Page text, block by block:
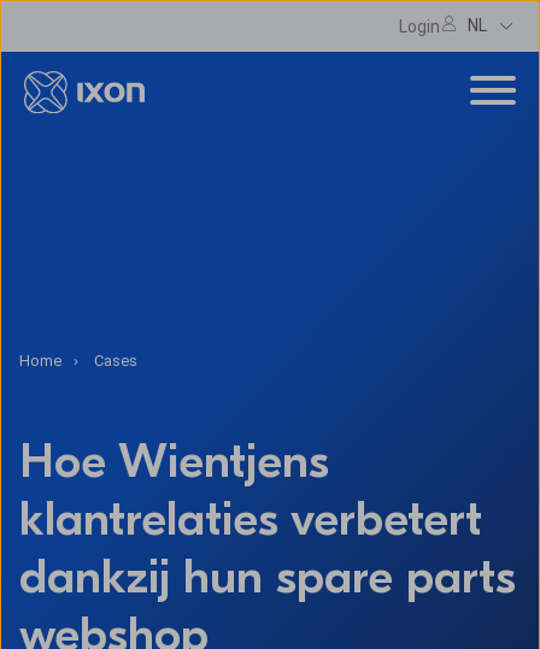
Login NL
Home Cases
Hoe Wientjens
klantrelaties verbetert
dankzij hun spare parts
webshop